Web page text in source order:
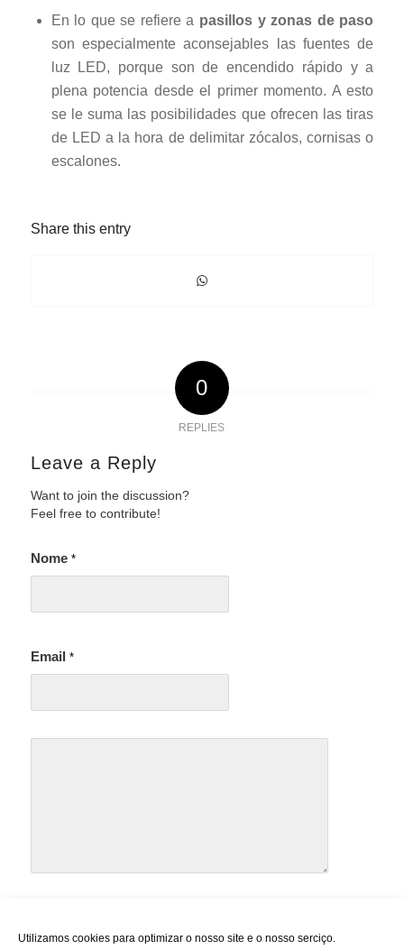
Utilizamos cookies para optimizar o nosso site e o nosso serciço.
En lo que se refiere a pasillos y zonas de paso
son especialmente aconsejables las fuentes de
luz LED, porque son de encendido rápido y a
plena potencia desde el primer momento. A esto
se le suma las posibilidades que ofrecen las tiras
de LED a la hora de delimitar zócalos, cornisas o
escalones.
Share this entry
0
REPLIES
Leave a Reply
Want to join the discussion?
Feel free to contribute!
Nome *
Email *